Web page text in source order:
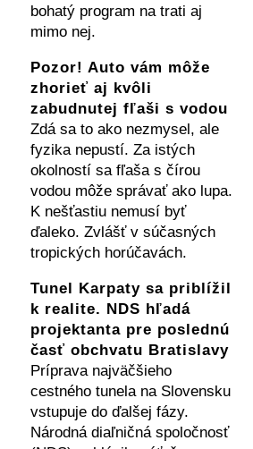
bohatý program na trati aj
mimo nej.
Pozor! Auto vám môže
zhorieť aj kvôli
zabudnutej fľaši s vodou
Zdá sa to ako nezmysel, ale
fyzika nepustí. Za istých
okolností sa fľaša s čírou
vodou môže správať ako lupa.
K nešťastiu nemusí byť
ďaleko. Zvlášť v súčasných
tropických horúčavách.
Tunel Karpaty sa priblížil
k realite. NDS hľadá
projektanta pre poslednú
časť obchvatu Bratislavy
Príprava najväčšieho
cestného tunela na Slovensku
vstupuje do ďalšej fázy.
Národná diaľničná spoločnosť